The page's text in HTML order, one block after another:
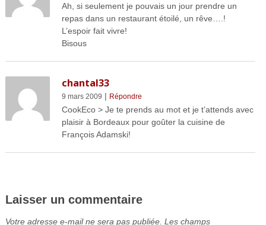
Ah, si seulement je pouvais un jour prendre un
repas dans un restaurant étoilé, un rêve….!
L’espoir fait vivre!
Bisous
chantal33
9 mars 2009 | Répondre
CookEco > Je te prends au mot et je t’attends avec
plaisir à Bordeaux pour goûter la cuisine de
François Adamski!
Laisser un commentaire
Votre adresse e-mail ne sera pas publiée. Les champs